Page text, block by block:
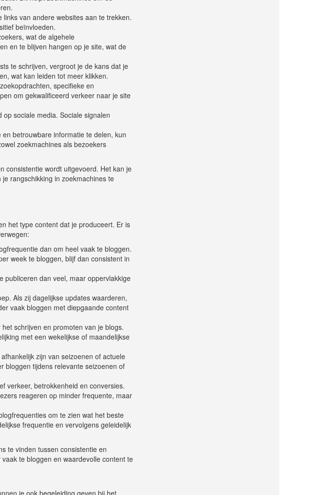
van andere websites aan te trekken.
beïnvloeden.
wat de algehele
en te blijven hangen op je site, wat de
te schrijven, vergroot je de kans dat je
wat kan leiden tot meer klikken.
specifieke en
om gekwalificeerd verkeer naar je site
sociale media. Sociale signalen
betrouwbare informatie te delen, kun
zoekmachines als bezoekers
consistentie wordt uitgevoerd. Het kan je
rangschikking in zoekmachines te
het type content dat je produceert. Er is
dan om heel vaak te bloggen.
week te bloggen, blijf dan consistent in
publiceren dan veel, maar oppervlakkige
Als zij dagelijkse updates waarderen,
vaak bloggen met diepgaande content
schrijven en promoten van je blogs.
met een wekelijkse of maandelijkse
zijn van seizoenen of actuele
bloggen tijdens relevante seizoenen of
verkeer, betrokkenheid en conversies.
reageren op minder frequente, maar
om te zien wat het beste
frequentie en vervolgens geleidelijk
te vinden tussen consistentie en
te bloggen en waardevolle content te